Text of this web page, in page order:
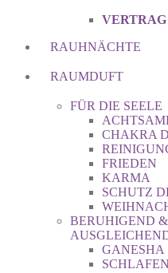
RAUHNÄCHTE
RAUMDUFT
FÜR DIE SEELE
CHAKRA
FRIEDEN
KARMA
SCHUTZ
BERUHIGEND &
GANESHA